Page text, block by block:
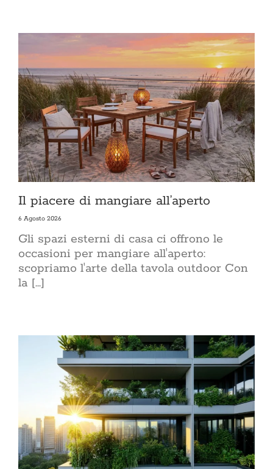
Il piacere di mangiare all’aperto
6 Agosto 2026
Gli spazi esterni di casa ci offrono le
occasioni per mangiare all'aperto:
scopriamo l'arte della tavola outdoor Con
la [...]